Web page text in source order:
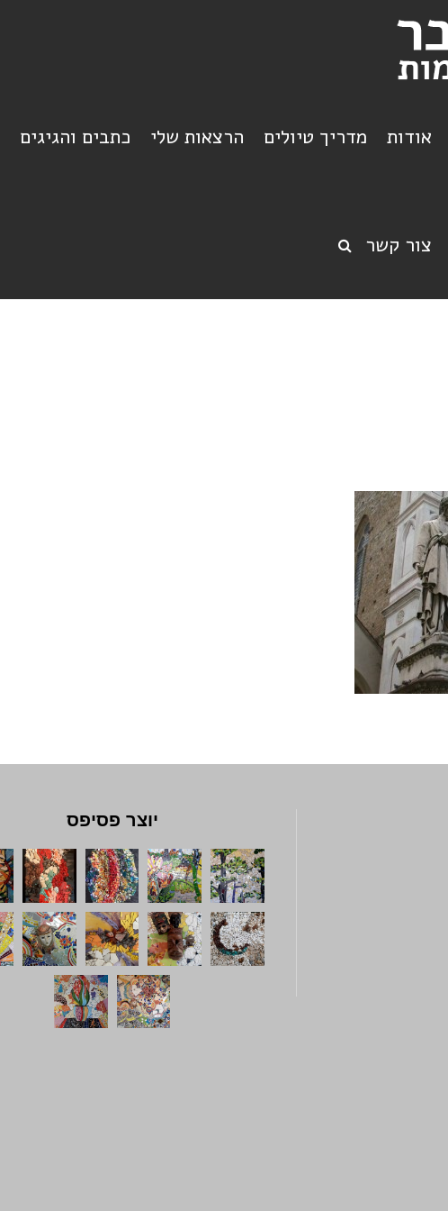
אודות מדריך טיולים הרצאות שלי כתבים והגיגים
צור קשר
יוצר פסיפס